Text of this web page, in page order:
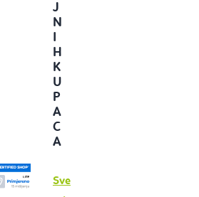
J
N
I
H
K
U
P
A
C
A
Sve